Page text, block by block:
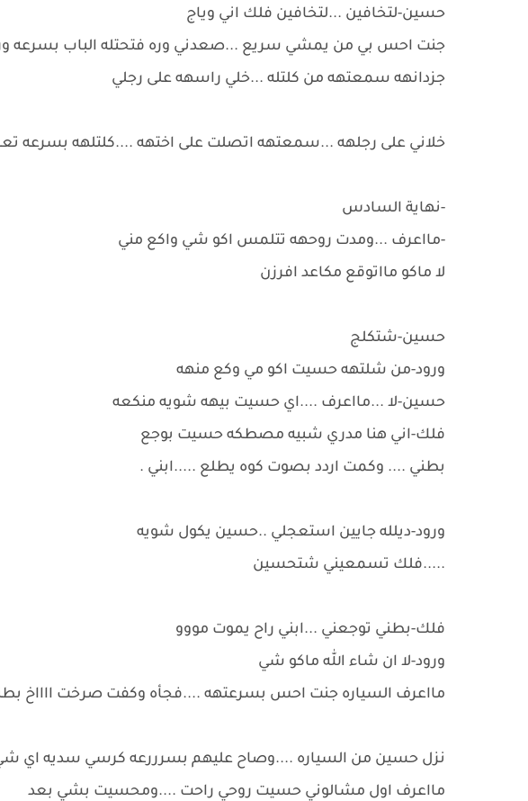
حسين-لتخافين ...لتخافين فلك اني وياج
جنت احس بي من يمشي سريع ...صعدني وره فتحتله الباب بسرعه
جزدانهه سمعتهه من كلتله ...خلي راسهه على رجلي
خلاني على رجلهه ...سمعتهه اتصلت على اختهه ....كلتلهه بسرعه
-نهاية السادس
-مااعرف ...ومدت روحهه تتلمس اكو شي واكع مني
لا ماكو مااتوقع مكاعد افرزن
حسين-شتكلج
ورود-من شلتهه حسيت اكو مي وكع منهه
حسين-لا ...مااعرف ....اي حسيت بيهه شويه منكعه
فلك-اني هنا مدري شبيه مصطكه حسيت بوجع
بطني .... وكمت اردد بصوت كوه يطلع .....ابني .
ورود-ديلله جايين استعجلي ..حسين يكول شويه
.....فلك تسمعيني شتحسين
فلك-بطني توجعني ...ابني راح يموت مووو
ورود-لا ان شاء الله ماكو شي
مااعرف السياره جنت احس بسرعتهه ....فجأه وكفت صرخت ااااخ
نزل حسين من السياره ....وصاح عليهم بسرررعه كرسي سديه اي
مااعرف اول مشالوني حسيت روحي راحت ....ومحسيت بشي بعد